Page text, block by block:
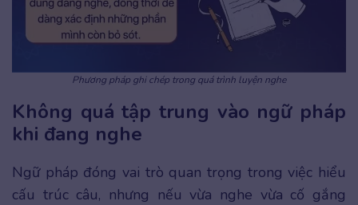
Phương pháp ghi chép trong quá trình luyện nghe
Không quá tập trung vào ngữ pháp
khi đang nghe
Ngữ pháp đóng vai trò quan trọng trong việc hiểu
cấu trúc câu, nhưng nếu vừa nghe vừa cố gắng